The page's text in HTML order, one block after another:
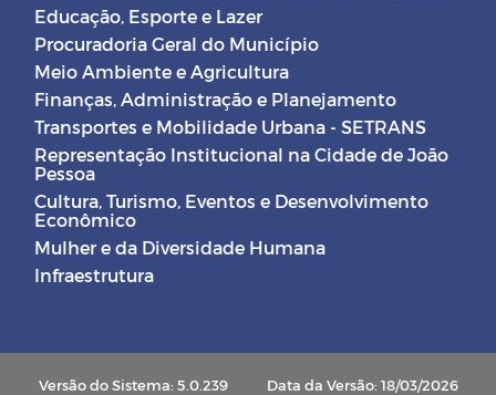
Educação, Esporte e Lazer
Procuradoria Geral do Município
Meio Ambiente e Agricultura
Finanças, Administração e Planejamento
Transportes e Mobilidade Urbana - SETRANS
Representação Institucional na Cidade de João
Pessoa
Cultura, Turismo, Eventos e Desenvolvimento
Econômico
Mulher e da Diversidade Humana
Infraestrutura
Versão do Sistema: 5.0.239 Data da Versão: 18/03/2026